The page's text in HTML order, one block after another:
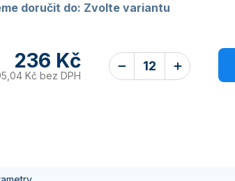
doručit do: Zvolte variantu
236 Kč
Kč bez DPH